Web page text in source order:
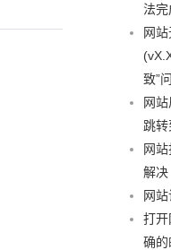
法
网
致”
网
跳
网
解决
网
打开
确的